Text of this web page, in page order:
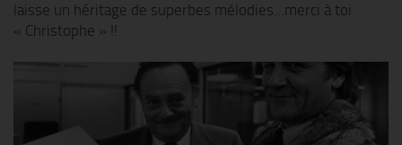
laisse un héritage de superbes mélodies…merci à toi
« Christophe » !!